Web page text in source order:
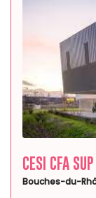
CESI CFA
Bouches-du-